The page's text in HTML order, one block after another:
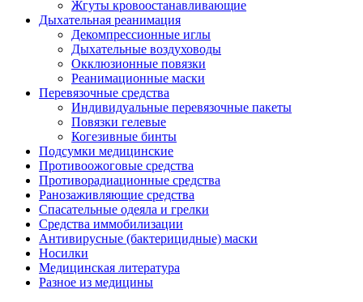
Жгуты кровоостанавливающие
Дыхательная реанимация
Декомпрессионные иглы
Дыхательные воздуховоды
Окклюзионные повязки
Реанимационные маски
Перевязочные средства
Индивидуальные перевязочные пакеты
Повязки гелевые
Когезивные бинты
Подсумки медицинские
Противоожоговые средства
Противорадиационные средства
Ранозаживляющие средства
Спасательные одеяла и грелки
Средства иммобилизации
Антивирусные (бактерицидные) маски
Носилки
Медицинская литература
Разное из медицины